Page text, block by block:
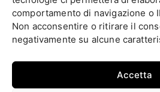
comportamento di navigazione o
Non acconsentire o ritirare il
negativamente su alcune
Accetta
Condominio
Decreto Ministeriale
Decreto Presidente della Repubblica
Ente italiano di normazione
Ente Nazionale di Unificazione
Normative Europee